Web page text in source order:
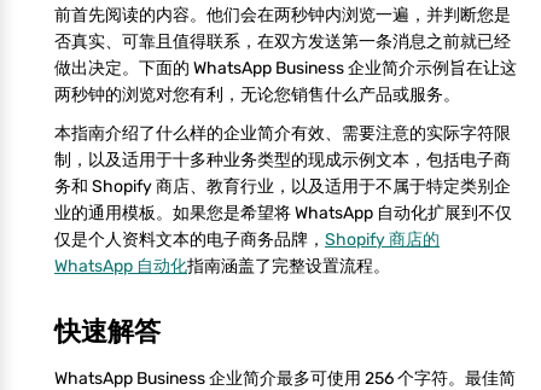
前首先阅读的内容。他们会在两秒钟内浏览一遍，并判断您是
否真实、可靠且值得联系，在双方发送第一条消息之前就已经
做出决定。下面的 WhatsApp Business 企业简介示例旨在让这
两秒钟的浏览对您有利，无论您销售什么产品或服务。
本指南介绍了什么样的企业简介有效、需要注意的实际字符限
制，以及适用于十多种业务类型的现成示例文本，包括电子商
务和 Shopify 商店、教育行业，以及适用于不属于特定类别企
业的通用模板。如果您是希望将 WhatsApp 自动化扩展到不仅
仅是个人资料文本的电子商务品牌， Shopify 商店的
WhatsApp 自动化指南涵盖了完整设置流程。
快速解答
WhatsApp Business 企业简介最多可使用 256 个字符。最佳简